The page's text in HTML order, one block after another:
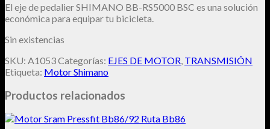
El eje de pedalier SHIMANO BB-RS5000 BSC es una solución
económica para equipar tu bicicleta.
Sin existencias
SKU: A1053Categorías: EJES DE MOTOR, TRANSMISIÓN
Etiqueta: Motor Shimano
Productos relacionados